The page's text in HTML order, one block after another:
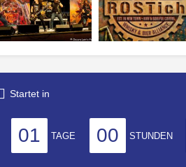
Startet in
01 TAGE 00 STUNDEN